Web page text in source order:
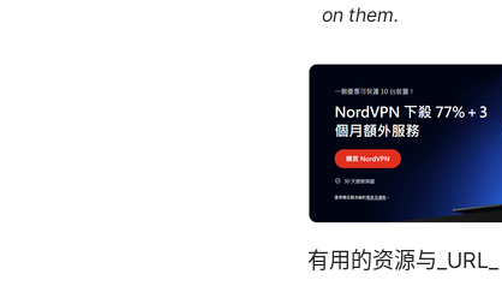
on them.
有用的资源与